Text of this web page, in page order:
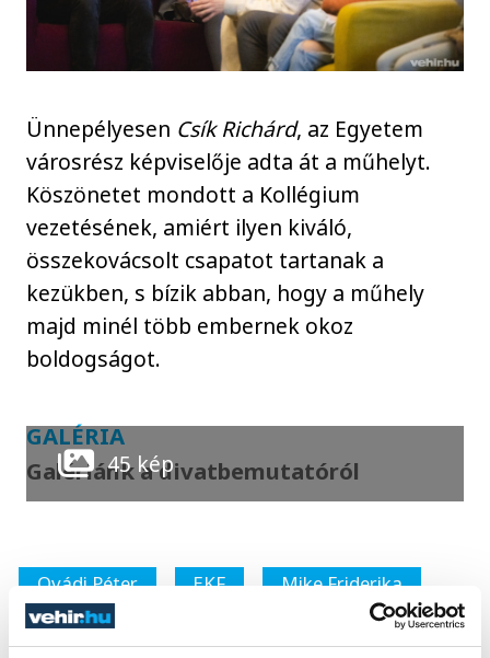
Ünnepélyesen Csík Richárd, az Egyetem
városrész képviselője adta át a műhelyt.
Köszönetet mondott a Kollégium
vezetésének, amiért ilyen kiváló,
összekovácsolt csapatot tartanak a
kezükben, s bízik abban, hogy a műhely
majd minél több embernek okoz
boldogságot.
GALÉRIA
Galériánk a divatbemutatóról
45 kép
Ovádi Péter EKF
Mike Friderika
Veszprémi Középiskolai Kollégium